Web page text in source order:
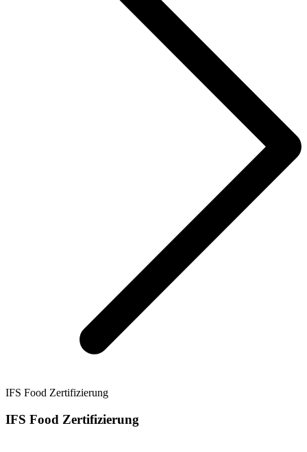
IFS Food Zertifizierung
IFS Food Zertifizierung